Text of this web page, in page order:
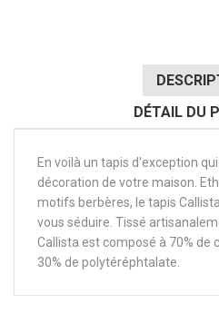
DÉTAIL DU
En voilà un tapis d'exception
décoration de votre maison.
motifs berbères, le tapis
vous séduire. Tissé
Callista est composé à 70%
30% de polytéréphtalate.